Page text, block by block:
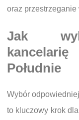
oraz
Jak
Południe
Wybór
to kluczowy krok